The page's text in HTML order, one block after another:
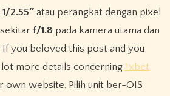
1/2.55″atau perangkat dengan pixel
f/1.8 pada kamera utama dan
you beloved this post and you
more details concerning 1xbet
own website. Pilih unit ber-OIS